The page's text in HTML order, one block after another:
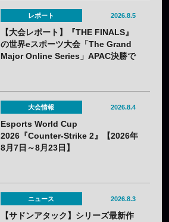
レポート 2026.8.5
【大会レポート】『THE FINALS』
の世界eスポーツ大会「The Grand
Major Online Series」APAC決勝で
大会情報 2026.8.4
Esports World Cup
2026『Counter-Strike 2』【2026年
8月7日～8月23日】
ニュース 2026.8.3
【サドンアタック】シリーズ最新作